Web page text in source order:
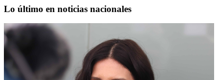
Lo último en noticias nacionales